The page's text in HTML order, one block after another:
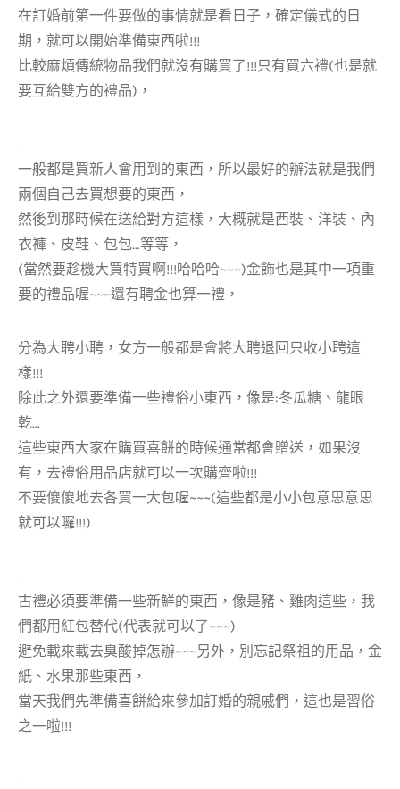
在訂婚前第一件要做的事情就是看日子，確定儀式的日
期，就可以開始準備東西啦!!!
比較麻煩傳統物品我們就沒有購買了!!!只有買六禮(也是就
要互給雙方的禮品)，
一般都是買新人會用到的東西，所以最好的辦法就是我們
兩個自己去買想要的東西，
然後到那時候在送給對方這樣，大概就是西裝、洋裝、內
衣褲、皮鞋、包包…等等，
(當然要趁機大買特買啊!!!哈哈哈~~~)金飾也是其中一項重
要的禮品喔~~~還有聘金也算一禮，
分為大聘小聘，女方一般都是會將大聘退回只收小聘這
樣!!!
除此之外還要準備一些禮俗小東西，像是:冬瓜糖、龍眼
乾…
這些東西大家在購買喜餅的時候通常都會贈送，如果沒
有，去禮俗用品店就可以一次購齊啦!!!
不要傻傻地去各買一大包喔~~~(這些都是小小包意思意思
就可以囉!!!)
古禮必須要準備一些新鮮的東西，像是豬、雞肉這些，我
們都用紅包替代(代表就可以了~~~)
避免載來載去臭酸掉怎辦~~~另外，別忘記祭祖的用品，金
紙、水果那些東西，
當天我們先準備喜餅給來參加訂婚的親戚們，這也是習俗
之一啦!!!